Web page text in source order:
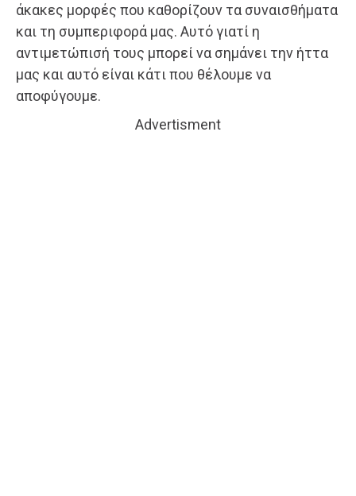
άκακες μορφές που καθορίζουν τα συναισθήματα
και τη συμπεριφορά μας. Αυτό γιατί η
αντιμετώπισή τους μπορεί να σημάνει την ήττα
μας και αυτό είναι κάτι που θέλουμε να
αποφύγουμε.
Advertisment